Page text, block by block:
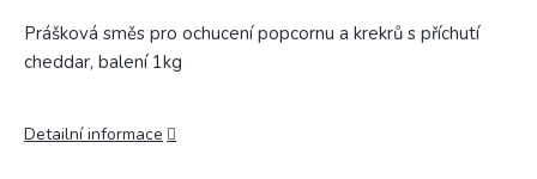
Prášková směs pro ochucení popcornu a krekrů s příchutí
cheddar, balení 1kg
Detailní informace